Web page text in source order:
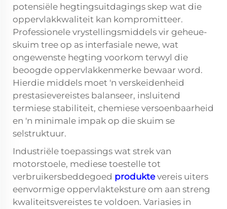
potensiële hegtingsuitdagings skep wat die
oppervlakkwaliteit kan kompromitteer.
Professionele vrystellingsmiddels vir geheue-
skuim tree op as interfasiale newe, wat
ongewenste hegting voorkom terwyl die
beoogde oppervlakkenmerke bewaar word.
Hierdie middels moet 'n verskeidenheid
prestasievereistes balanseer, insluitend
termiese stabiliteit, chemiese versoenbaarheid
en 'n minimale impak op die skuim se
selstruktuur.
Industriële toepassings wat strek van
motorstoele, mediese toestelle tot
verbruikersbeddegoed produktevereis uiters
eenvormige oppervlakteksture om aan streng
kwaliteitsvereistes te voldoen. Variasies in